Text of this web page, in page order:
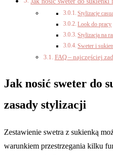
Stylizacje
Look do pracy
Stylizacja na
Sweter i
FAQ – najczęściej
Jak nosić sweter do
zasady stylizacji
Zestawienie swetra z sukienką
warunkiem przestrzegania kilku